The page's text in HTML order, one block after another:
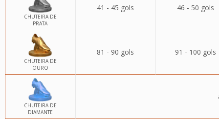
CHUTEIRA DE
PRATA
41 - 45 gols 46 - 50 gols
CHUTEIRA DE
OURO
81 - 90 gols 91 - 100 gols
CHUTEIRA DE
DIAMANTE